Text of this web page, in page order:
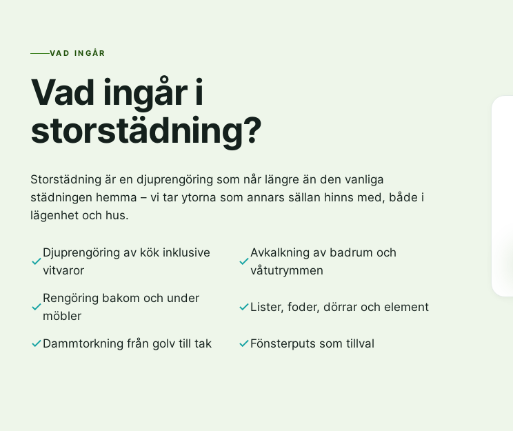
VAD INGÅR
Vad ingår i
storstädning?
Storstädning är en djuprengöring som når längre än den vanliga
städningen hemma – vi tar ytorna som annars sällan hinns med, både i
lägenhet och hus.
Djuprengöring av kök inklusive
vitvaror
Avkalkning av badrum och
våtutrymmen
Rengöring bakom och under
möbler
Lister, foder, dörrar och element
Dammtorkning från golv till tak Fönsterputs som tillval